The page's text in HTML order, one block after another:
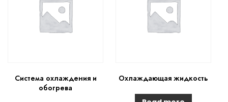
Система охлаждения и
обогрева
Охлаждающая жидкость